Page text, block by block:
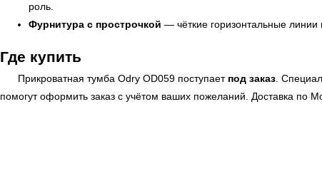
роль.
Фурнитура с прострочкой — чёткие горизонтальные
Где купить
Прикроватная тумба Odry OD059 поступает под заказ .
помогут оформить заказ с учётом ваших пожеланий. Доставка по
← Вернуться на предыдущую страницу